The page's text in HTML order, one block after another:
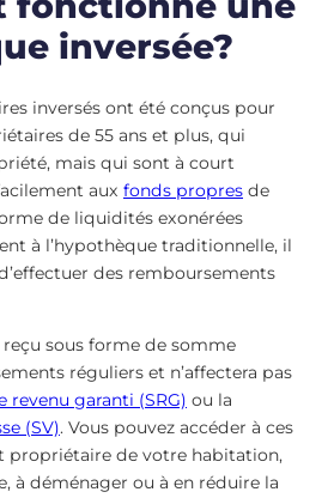
inversée?
inversés ont été conçus pour
de 55 ans et plus, qui
mais qui sont à court
aux fonds propres de
de liquidités exonérées
à l’hypothèque traditionnelle, il
des remboursements
sous forme de somme
réguliers et n’affectera pas
revenu garanti (SRG) ou la
(SV). Vous pouvez accéder à ces
propriétaire de votre habitation,
à déménager ou à en réduire la